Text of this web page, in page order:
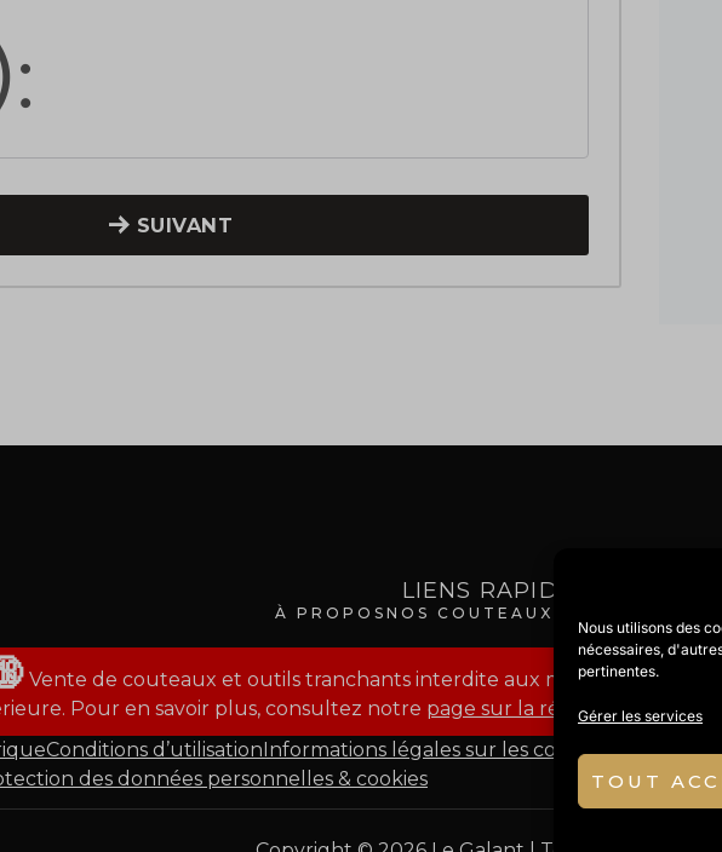
Nous utilisons des
nécessaires,
pertinentes.
Gérer les services
TOUT
SUIVANT
LIENS RAPIDES
À PROPOS NOS COUTEAUX
Vente de couteaux et outils tranchants interdite aux mineurs — art.
Pour en savoir plus, consultez notre page sur la réglementation et
Conditions d’utilisationInformations légales sur les couteauxMentions
des données personnelles & cookies